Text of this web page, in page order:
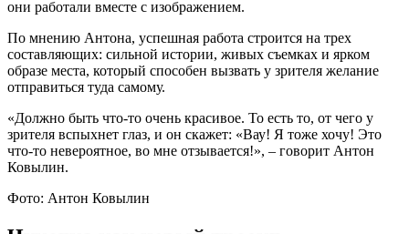
они работали вместе с изображением.
По мнению Антона, успешная работа строится на трех
составляющих: сильной истории, живых съемках и ярком
образе места, который способен вызвать у зрителя желание
отправиться туда самому.
«Должно быть что-то очень красивое. То есть то, от чего у
зрителя вспыхнет глаз, и он скажет: «Вау! Я тоже хочу! Это
что-то невероятное, во мне отзывается!», – говорит Антон
Ковылин.
Фото: Антон Ковылин